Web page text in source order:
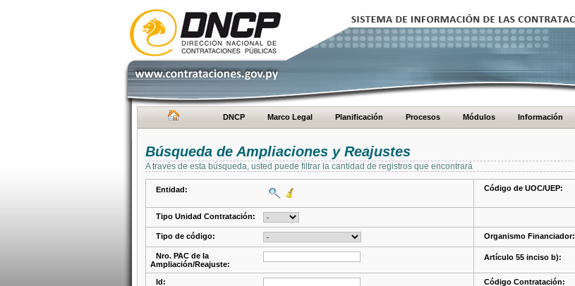
DNCP Marco Legal Planificación Procesos Módulos Información
Búsqueda de Ampliaciones y Reajustes
A través de esta búsqueda, usted puede filtrar la cantidad de registros que encontrará
Entidad: Código de UOC/UEP:
Tipo Unidad Contratación:
Tipo de código: Organismo Financiador:
Nro. PAC de la
Ampliación/Reajuste:
Artículo 55 inciso b):
Id: Código Contratación: